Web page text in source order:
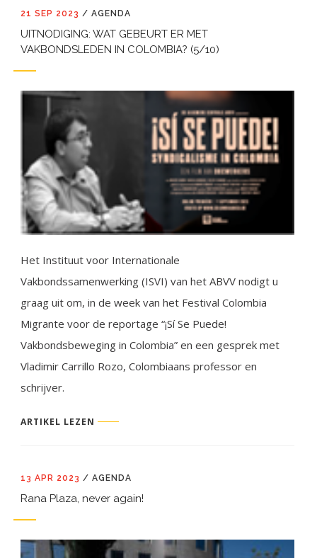
21 SEP 2023 / AGENDA
UITNODIGING: WAT GEBEURT ER MET
VAKBONDSLEDEN IN COLOMBIA? (5/10)
Het Instituut voor Internationale
Vakbondssamenwerking (ISVI) van het ABVV nodigt u
graag uit om, in de week van het Festival Colombia
Migrante voor de reportage “¡Sí Se Puede!
Vakbondsbeweging in Colombia” en een gesprek met
Vladimir Carrillo Rozo, Colombiaans professor en
schrijver.
ARTIKEL LEZEN
13 APR 2023 / AGENDA
Rana Plaza, never again!